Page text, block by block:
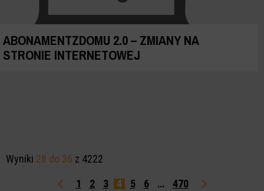
ABONAMENTZDOMU 2.0 – ZMIANY NA
STRONIE INTERNETOWEJ
Wyniki 28 do 36 z 4222
1 2 3 4 5 6 … 470